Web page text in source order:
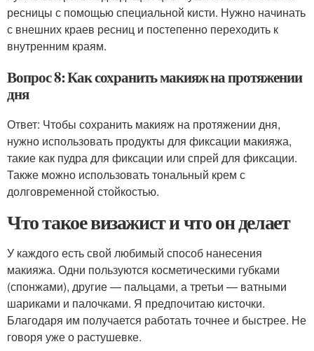
ресницы с помощью специальной кисти. Нужно начинать
с внешних краев ресниц и постепенно переходить к
внутренним краям.
Вопрос 8: Как сохранить макияж на протяжении
дня
Ответ: Чтобы сохранить макияж на протяжении дня,
нужно использовать продукты для фиксации макияжа,
такие как пудра для фиксации или спрей для фиксации.
Также можно использовать тональный крем с
долговременной стойкостью.
Что такое визажист и что он делает
У каждого есть свой любимый способ нанесения
макияжа. Одни пользуются косметическими губками
(спонжами), другие — пальцами, а третьи — ватными
шариками и палочками. Я предпочитаю кисточки.
Благодаря им получается работать точнее и быстрее. Не
говоря уже о растушевке.